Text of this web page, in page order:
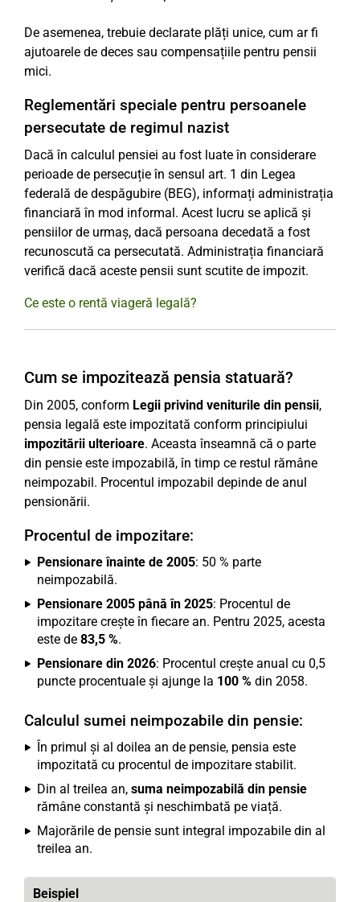
De asemenea, trebuie declarate plăți unice, cum ar fi
ajutoarele de deces sau compensațiile pentru pensii
mici.
Reglementări speciale pentru persoanele
persecutate de regimul nazist
Dacă în calculul pensiei au fost luate în considerare
perioade de persecuție în sensul art. 1 din Legea
federală de despăgubire (BEG), informați administrația
financiară în mod informal. Acest lucru se aplică și
pensiilor de urmaș, dacă persoana decedată a fost
recunoscută ca persecutată. Administrația financiară
verifică dacă aceste pensii sunt scutite de impozit.
Ce este o rentă viageră legală?
Cum se impozitează pensia statuară?
Din 2005, conform Legii privind veniturile din pensii,
pensia legală este impozitată conform principiului
impozitării ulterioare. Aceasta înseamnă că o parte
din pensie este impozabilă, în timp ce restul rămâne
neimpozabil. Procentul impozabil depinde de anul
pensionării.
Procentul de impozitare:
Pensionare înainte de 2005: 50 % parte
neimpozabilă.
Pensionare 2005 până în 2025: Procentul de
impozitare crește în fiecare an. Pentru 2025, acesta
este de 83,5 %.
Pensionare din 2026: Procentul crește anual cu 0,5
puncte procentuale și ajunge la 100 % din 2058.
Calculul sumei neimpozabile din pensie:
În primul și al doilea an de pensie, pensia este
impozitată cu procentul de impozitare stabilit.
Din al treilea an, suma neimpozabilă din pensie
rămâne constantă și neschimbată pe viață.
Majorările de pensie sunt integral impozabile din al
treilea an.
Beispiel